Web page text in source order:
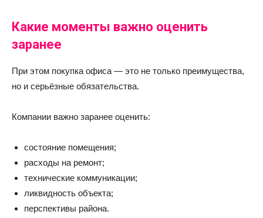
Какие моменты важно оценить
заранее
При этом покупка офиса — это не только преимущества,
но и серьёзные обязательства.
Компании важно заранее оценить:
состояние помещения;
расходы на ремонт;
технические коммуникации;
ликвидность объекта;
перспективы района.